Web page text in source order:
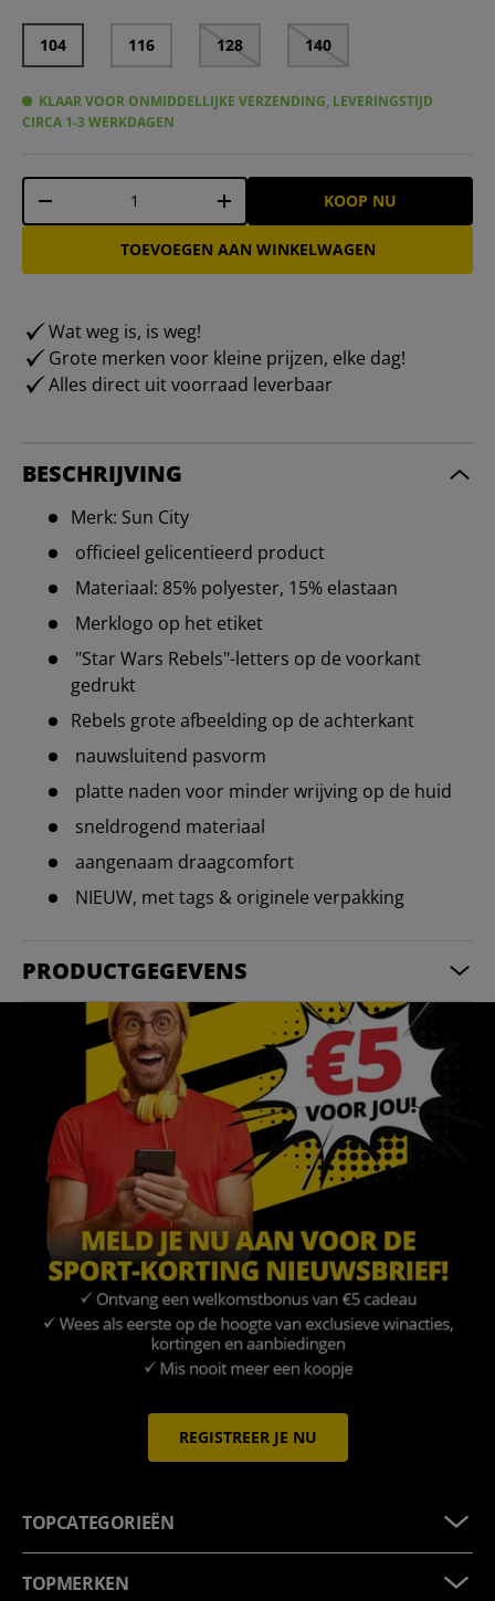
104 116 128 140
KLAAR VOOR ONMIDDELLIJKE VERZENDING, LEVERINGSTIJD
CIRCA 1-3 WERKDAGEN
Aantal
-
+ KOOP NU
TOEVOEGEN AAN WINKELWAGEN
Wat weg is, is weg!
Grote merken voor kleine prijzen, elke dag!
Alles direct uit voorraad leverbaar
BESCHRIJVING
Merk: Sun City
officieel gelicentieerd product
Materiaal: 85% polyester, 15% elastaan
Merklogo op het etiket
"Star Wars Rebels"-letters op de voorkant
gedrukt
Rebels grote afbeelding op de achterkant
nauwsluitend pasvorm
platte naden voor minder wrijving op de huid
sneldrogend materiaal
aangenaam draagcomfort
NIEUW, met tags & originele verpakking
PRODUCTGEGEVENS
REGISTREER JE NU
TOPCATEGORIEËN
TOPMERKEN